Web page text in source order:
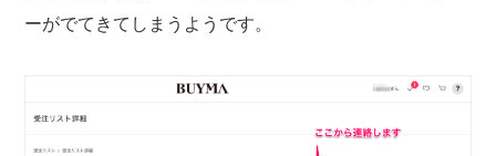
ーがでてきてしまうようです。